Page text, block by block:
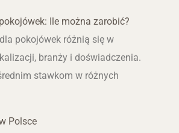
Ile można zarobić?
pokojówek różnią się w
branży i doświadczenia.
stawkom w różnych
Polsce